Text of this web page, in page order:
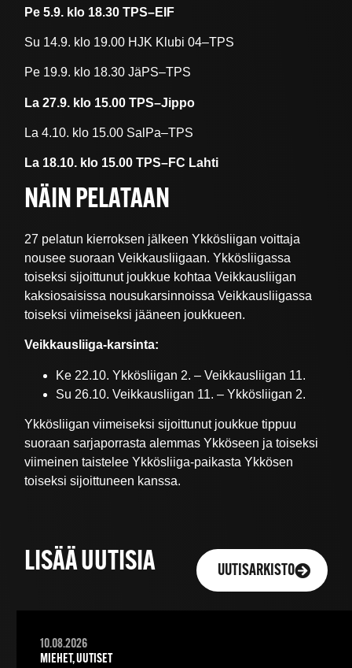
Pe 5.9. klo 18.30 TPS–EIF
Su 14.9. klo 19.00 HJK Klubi 04–TPS
Pe 19.9. klo 18.30 JäPS–TPS
La 27.9. klo 15.00 TPS–Jippo
La 4.10. klo 15.00 SalPa–TPS
La 18.10. klo 15.00 TPS–FC Lahti
NÄIN PELATAAN
27 pelatun kierroksen jälkeen Ykkösliigan voittaja
nousee suoraan Veikkausliigaan. Ykkösliigassa
toiseksi sijoittunut joukkue kohtaa Veikkausliigan
kaksiosaisissa nousukarsinnoissa Veikkausliigassa
toiseksi viimeiseksi jääneen joukkueen.
Veikkausliiga-karsinta:
Ke 22.10. Ykkösliigan 2. – Veikkausliigan 11.
Su 26.10. Veikkausliigan 11. – Ykkösliigan 2.
Ykkösliigan viimeiseksi sijoittunut joukkue tippuu
suoraan sarjaporrasta alemmas Ykköseen ja toiseksi
viimeinen taistelee Ykkösliiga-paikasta Ykkösen
toiseksi sijoittuneen kanssa.
LISÄÄ UUTISIA UUTISARKISTO
10.08.2026
MIEHET, UUTISET